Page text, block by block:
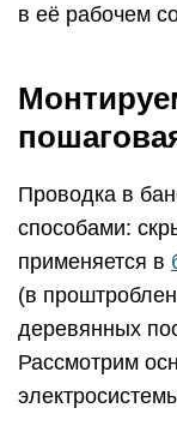
в её рабочем
Проводка в
способами:
применяется в
(в
деревянных
Рассмотрим